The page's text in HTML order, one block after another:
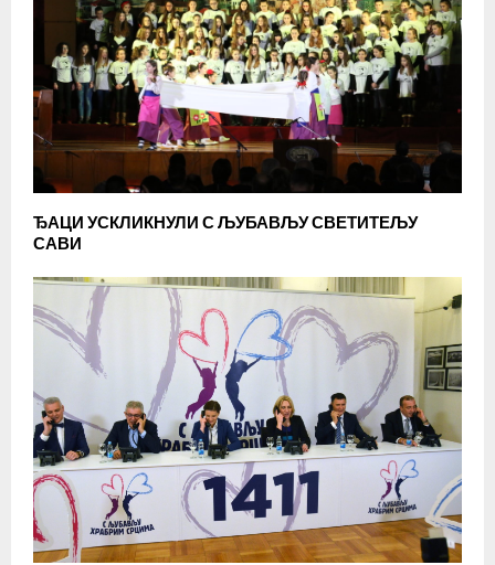
ЂАЦИ УСКЛИКНУЛИ С ЉУБАВЉУ СВЕТИТЕЉУ
САВИ